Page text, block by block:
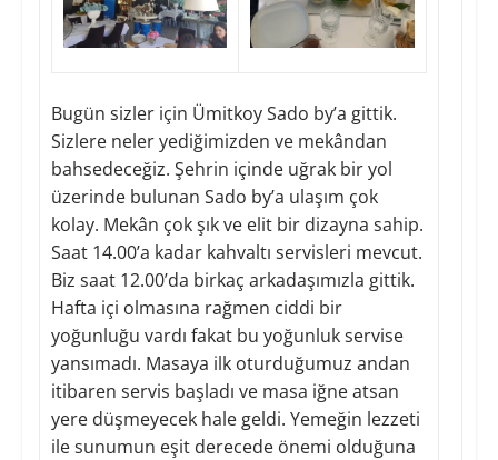
Bugün sizler için Ümitkoy Sado by’a gittik.
Sizlere neler yediğimizden ve mekândan
bahsedeceğiz. Şehrin içinde uğrak bir yol
üzerinde bulunan Sado by’a ulaşım çok
kolay. Mekân çok şık ve elit bir dizayna sahip.
Saat 14.00’a kadar kahvaltı servisleri mevcut.
Biz saat 12.00’da birkaç arkadaşımızla gittik.
Hafta içi olmasına rağmen ciddi bir
yoğunluğu vardı fakat bu yoğunluk servise
yansımadı. Masaya ilk oturduğumuz andan
itibaren servis başladı ve masa iğne atsan
yere düşmeyecek hale geldi. Yemeğin lezzeti
ile sunumun eşit derecede önemi olduğuna